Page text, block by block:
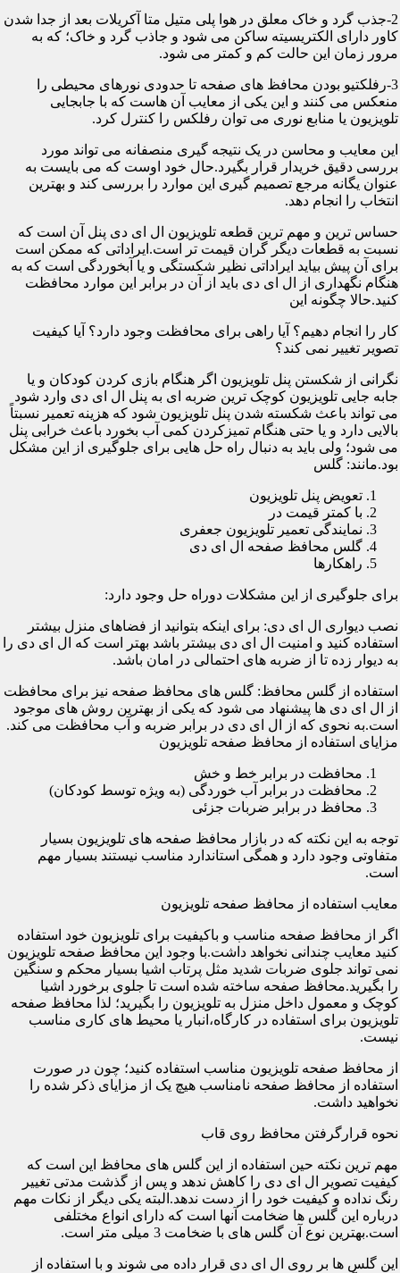
2-جذب گرد و خاک معلق در هوا پلی متیل متا آکریلات بعد از جدا شدن
کاور دارای الکتریسیته ساکن می شود و جاذب گرد و خاک؛ که به
مرور زمان این حالت کم و کمتر می شود.
3-رفلکتیو بودن محافظ های صفحه تا حدودی نورهای محیطی را
منعکس می کنند و این یکی از معایب آن هاست که با جابجایی
تلویزیون یا منابع نوری می توان رفلکس را کنترل کرد.
این معایب و محاسن در یک نتیجه گیری منصفانه می تواند مورد
بررسی دقیق خریدار قرار بگیرد.حال خود اوست که می بایست به
عنوان یگانه مرجع تصمیم گیری این موارد را بررسی کند و بهترین
انتخاب را انجام دهد.
حساس ترین و مهم ترین قطعه تلویزیون ال ای دی پنل آن است که
نسبت به قطعات دیگر گران قیمت تر است.ایراداتی که ممکن است
برای آن پیش بیاید ایراداتی نظیر شکستگی و یا آبخوردگی است که به
هنگام نگهداری از ال ای دی باید از آن در برابر این موارد محافظت
کنید.حالا چگونه این
کار را انجام دهیم؟ آیا راهی برای محافظت وجود دارد؟ آیا کیفیت
تصویر تغییر نمی کند؟
نگرانی از شکستن پنل تلویزیون اگر هنگام بازی کردن کودکان و یا
جابه جایی تلویزیون کوچک ترین ضربه ای به پنل ال ای دی وارد شود
می تواند باعث شکسته شدن پنل تلویزیون شود که هزینه تعمیر نسبتاً
بالایی دارد و یا حتی هنگام تمیزکردن کمی آب بخورد باعث خرابی پنل
می شود؛ ولی باید به دنبال راه حل هایی برای جلوگیری از این مشکل
بود.مانند: گلس
تعویض پنل تلویزیون
با کمتر قیمت در
نمایندگی تعمیر تلویزیون جعفری
گلس محافظ صفحه ال ای دی
راهکارها
برای جلوگیری از این مشکلات دوراه حل وجود دارد:
نصب دیواری ال ای دی: برای اینکه بتوانید از فضاهای منزل بیشتر
استفاده کنید و امنیت ال ای دی بیشتر باشد بهتر است که ال ای دی را
به دیوار زده تا از ضربه های احتمالی در امان باشد.
استفاده از گلس محافظ: گلس های محافظ صفحه نیز برای محافظت
از ال ای دی ها پیشنهاد می شود که یکی از بهترین روش های موجود
است.به نحوی که از ال ای دی در برابر ضربه و آب محافظت می کند.
مزایای استفاده از محافظ صفحه تلویزیون
محافظت در برابر خط و خش
محافظت در برابر آب خوردگی (به ویژه توسط کودکان)
محافظ در برابر ضربات جزئی
توجه به این نکته که در بازار محافظ صفحه های تلویزیون بسیار
متفاوتی وجود دارد و همگی استاندارد مناسب نیستند بسیار مهم
است.
معایب استفاده از محافظ صفحه تلویزیون
اگر از محافظ صفحه مناسب و باکیفیت برای تلویزیون خود استفاده
کنید معایب چندانی نخواهد داشت.با وجود این محافظ صفحه تلویزیون
نمی تواند جلوی ضربات شدید مثل پرتاب اشیا بسیار محکم و سنگین
را بگیرید.محافظ صفحه ساخته شده است تا جلوی برخورد اشیا
کوچک و معمول داخل منزل به تلویزیون را بگیرید؛ لذا محافظ صفحه
تلویزیون برای استفاده در کارگاه،انبار یا محیط های کاری مناسب
نیست.
از محافظ صفحه تلویزیون مناسب استفاده کنید؛ چون در صورت
استفاده از محافظ صفحه نامناسب هیچ یک از مزایای ذکر شده را
نخواهید داشت.
نحوه قرارگرفتن محافظ روی قاب
مهم ترین نکته حین استفاده از این گلس های محافظ این است که
کیفیت تصویر ال ای دی را کاهش ندهد و پس از گذشت مدتی تغییر
رنگ نداده و کیفیت خود را از دست ندهد.البته یکی دیگر از نکات مهم
درباره این گلس ها ضخامت آنها است که دارای انواع مختلفی
است.بهترین نوع آن گلس های با ضخامت 3 میلی متر است.
این گلس ها بر روی ال ای دی قرار داده می شوند و با استفاده از